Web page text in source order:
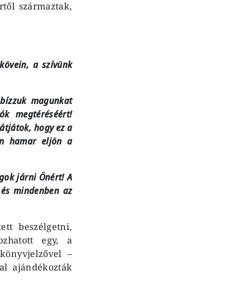
származtak,
a szívünk
magunkat
megtéréséért!
hogy ez a
hamar eljön a
járni Önért! A
mindenben az
beszélgetni,
egy, a
–
ajándékozták